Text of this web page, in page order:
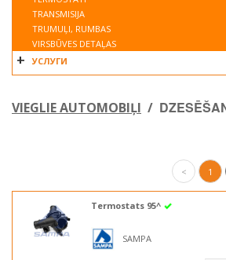
TRANSMISIJA
TRUMUĻI, RUMBAS
VIRSBŪVES DETAĻAS
УСЛУГИ
VIEGLIE AUTOMOBIĻI /
< 1
Termostats 95^
SAMPA